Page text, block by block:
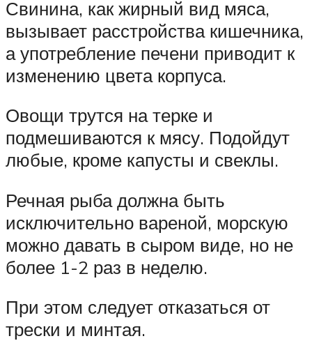
Свинина, как жирный вид мяса,
вызывает расстройства кишечника,
а употребление печени приводит к
изменению цвета корпуса.
Овощи трутся на терке и
подмешиваются к мясу. Подойдут
любые, кроме капусты и свеклы.
Речная рыба должна быть
исключительно вареной, морскую
можно давать в сыром виде, но не
более 1-2 раз в неделю.
При этом следует отказаться от
трески и минтая.